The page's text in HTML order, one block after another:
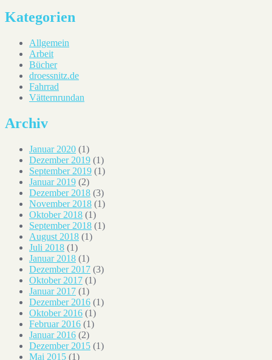
Kategorien
Allgemein
Arbeit
Bücher
droessnitz.de
Fahrrad
Vätternrundan
Archiv
Januar 2020 (1)
Dezember 2019 (1)
September 2019 (1)
Januar 2019 (2)
Dezember 2018 (3)
November 2018 (1)
Oktober 2018 (1)
September 2018 (1)
August 2018 (1)
Juli 2018 (1)
Januar 2018 (1)
Dezember 2017 (3)
Oktober 2017 (1)
Januar 2017 (1)
Dezember 2016 (1)
Oktober 2016 (1)
Februar 2016 (1)
Januar 2016 (2)
Dezember 2015 (1)
Mai 2015 (1)